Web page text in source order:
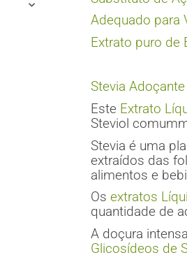
Adequado para
Extrato puro de
Stevia
Este Extrato
Steviol
Stevia é uma
extraídos das
alimentos e
Os extratos
quantidade de
A doçura
Glicosídeos de